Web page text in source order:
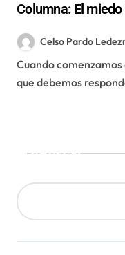
Columna: El
Celso Pardo
Cuando comenzamos a describir el miedo, lo primero
que debemos
Buscar